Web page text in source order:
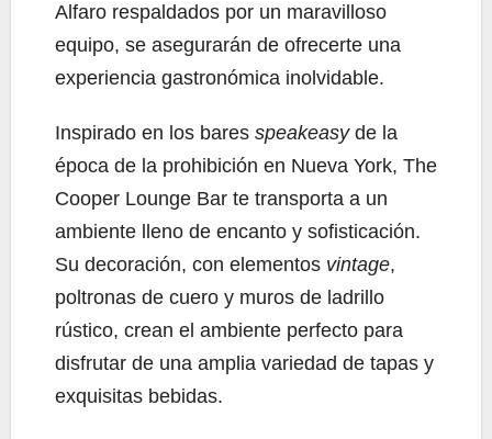
Alfaro respaldados por un maravilloso
equipo, se asegurarán de ofrecerte una
experiencia gastronómica inolvidable.
Inspirado en los bares speakeasyde la
época de la prohibición en Nueva York, The
Cooper Lounge Bar te transporta a un
ambiente lleno de encanto y sofisticación.
Su decoración, con elementos vintage,
poltronas de cuero y muros de ladrillo
rústico, crean el ambiente perfecto para
disfrutar de una amplia variedad de tapas y
exquisitas bebidas.